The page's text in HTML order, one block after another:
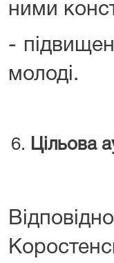
ними
-
молоді.
Цільова